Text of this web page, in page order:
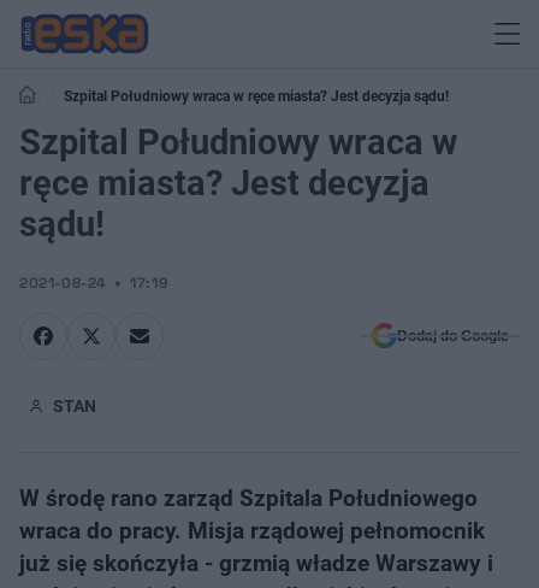
Szpital Południowy wraca w ręce miasta? Jest decyzja sądu!
Szpital Południowy wraca w
ręce miasta? Jest decyzja
sądu!
2021-08-24 17:19
Dodaj do Google
STAN
W środę rano zarząd Szpitala Południowego
wraca do pracy. Misja rządowej pełnomocnik
już się skończyła - grzmią władze Warszawy i